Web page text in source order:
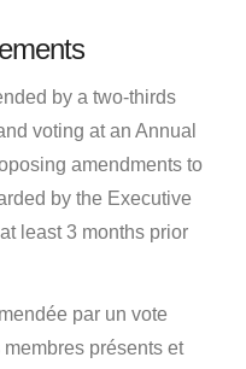
by a two-thirds
voting at an Annual
amendments to
by the Executive
least 3 months prior
par un vote
présents et